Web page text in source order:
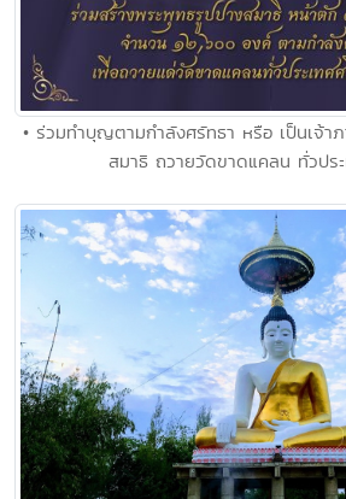
• ร่วมทำบุญตามกำลังศรัทธา หรือ เป็นเจ้า
สมาธิ ถวายวัดขาดแคลน ทั่วปร